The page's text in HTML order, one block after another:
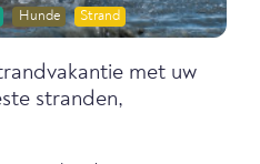
Hunde Strand
met uw
stranden,